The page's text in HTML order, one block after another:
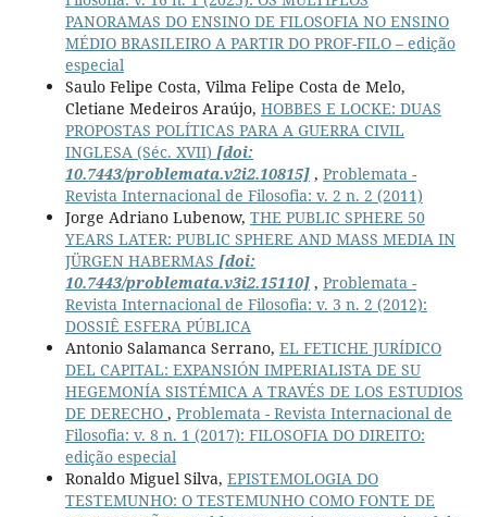
PANORAMAS DO ENSINO DE FILOSOFIA NO ENSINO
MÉDIO BRASILEIRO A PARTIR DO PROF-FILO – edição
especial
Saulo Felipe Costa, Vilma Felipe Costa de Melo,
Cletiane Medeiros Araújo, HOBBES E LOCKE: DUAS
PROPOSTAS POLÍTICAS PARA A GUERRA CIVIL
INGLESA (Séc. XVII) [doi:
10.7443/problemata.v2i2.10815], Problemata -
Revista Internacional de Filosofia: v. 2 n. 2 (2011)
Jorge Adriano Lubenow, THE PUBLIC SPHERE 50
YEARS LATER: PUBLIC SPHERE AND MASS MEDIA IN
JÜRGEN HABERMAS [doi:
10.7443/problemata.v3i2.15110], Problemata -
Revista Internacional de Filosofia: v. 3 n. 2 (2012):
DOSSIÊ ESFERA PÚBLICA
Antonio Salamanca Serrano, EL FETICHE JURÍDICO
DEL CAPITAL: EXPANSIÓN IMPERIALISTA DE SU
HEGEMONÍA SISTÉMICA A TRAVÉS DE LOS ESTUDIOS
DE DERECHO , Problemata - Revista Internacional de
Filosofia: v. 8 n. 1 (2017): FILOSOFIA DO DIREITO:
edição especial
Ronaldo Miguel Silva, EPISTEMOLOGIA DO
TESTEMUNHO: O TESTEMUNHO COMO FONTE DE